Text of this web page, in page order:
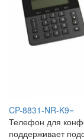
CP-8831-NR-K9=
Телефон для
поддерживает